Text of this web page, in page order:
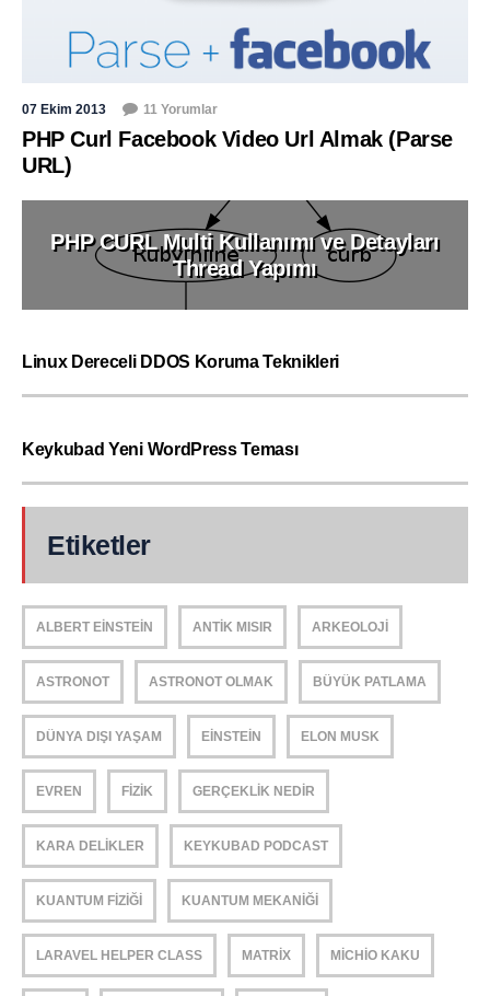
07 Ekim 2013 11 Yorumlar
PHP Curl Facebook Video Url Almak (Parse
URL)
PHP CURL Multi Kullanımı ve Detayları
Thread Yapımı
Linux Dereceli DDOS Koruma Teknikleri
Keykubad Yeni WordPress Teması
Etiketler
ALBERT EINSTEIN ANTIK MISIR ARKEOLOJI
ASTRONOT ASTRONOT OLMAK BÜYÜK PATLAMA
DÜNYA DIŞI YAŞAM EINSTEIN ELON MUSK
EVREN FIZIK GERÇEKLIK NEDIR
KARA DELIKLER KEYKUBAD PODCAST
KUANTUM FIZIĞI KUANTUM MEKANIĞI
LARAVEL HELPER CLASS MATRIX MICHIO KAKU